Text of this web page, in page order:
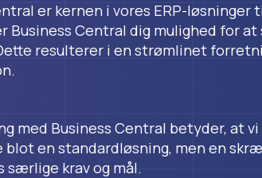
er kernen i vores ERP-
Business Central dig mulighed for
resulterer i en strømlinet
med Business Central betyder, at
blot en standardløsning, men en
særlige krav og mål.